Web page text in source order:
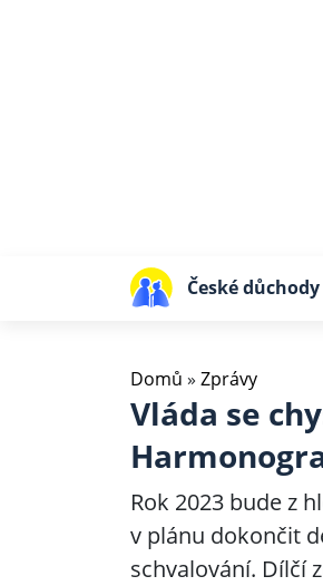
České důchody
Domů » Zprávy
Vláda se
Rok 2023 bude z
v plánu dokončit
schvalování. Dílčí